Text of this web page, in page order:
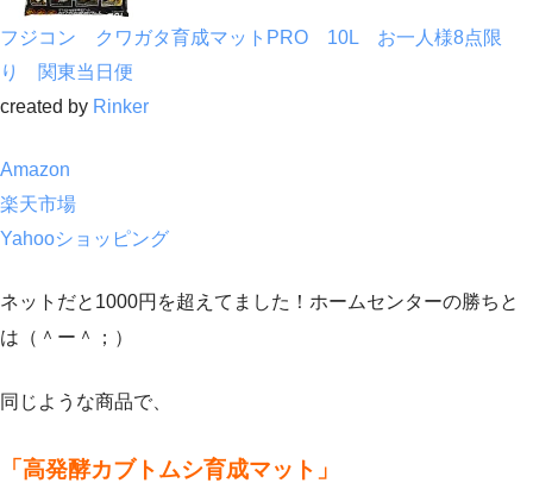
フジコン クワガタ育成マットPRO 10L お一人様8点限
り 関東当日便
created by Rinker
Amazon
楽天市場
Yahooショッピング
ネットだと1000円を超えてました！ホームセンターの勝ちと
は（＾ー＾；）
同じような商品で、
「高発酵カブトムシ育成マット」